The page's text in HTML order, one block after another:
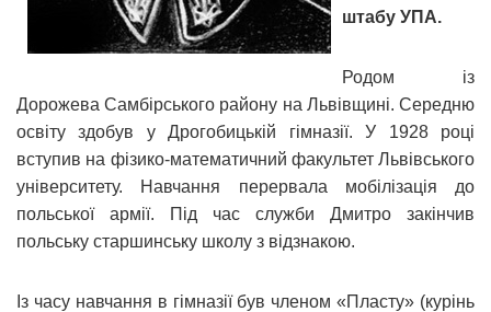
штабу УПА.
Родом із
Дорожева Самбірського району на Львівщині. Середню
освіту здобув у Дрогобицькій гімназії. У 1928 році
вступив на фізико-математичний факультет Львівського
університету. Навчання перервала мобілізація до
польської армії. Під час служби Дмитро закінчив
польську старшинську школу з відзнакою.
Із часу навчання в гімназії був членом «Пласту» (курінь